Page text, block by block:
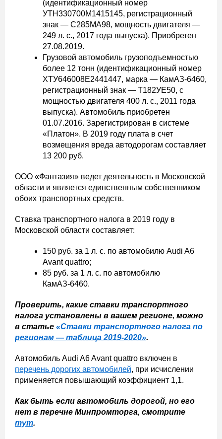
(идентификационный номер
УTH330700M1415145, регистрационный
знак — С285МА98, мощность двигателя —
249 л. с., 2017 года выпуска). Приобретен
27.08.2019.
Грузовой автомобиль грузоподъемностью
более 12 тонн (идентификационный номер
XTУ646008Е2441447, марка — КамАЗ-6460,
регистрационный знак — Т182УЕ50, с
мощностью двигателя 400 л. с., 2011 года
выпуска). Автомобиль приобретен
01.07.2016. Зарегистрирован в системе
«Платон». В 2019 году плата в счет
возмещения вреда автодорогам составляет
13 200 руб.
ООО «Фантазия» ведет деятельность в Московской
области и является единственным собственником
обоих транспортных средств.
Ставка транспортного налога в 2019 году в
Московской области составляет:
150 руб. за 1 л. с. по автомобилю Audi A6
Avant quattro;
85 руб. за 1 л. с. по автомобилю
КамАЗ-6460.
Проверить, какие ставки транспортного
налога установлены в вашем регионе, можно
в статье «Ставки транспортного налога по
регионам — таблица 2019-2020».
Автомобиль Audi A6 Avant quattro включен в
перечень дорогих автомобилей, при исчислении
применяется повышающий коэффициент 1,1.
Как быть если автомобиль дорогой, но его
нет в перечне Минпромторга, смотрите
тут.